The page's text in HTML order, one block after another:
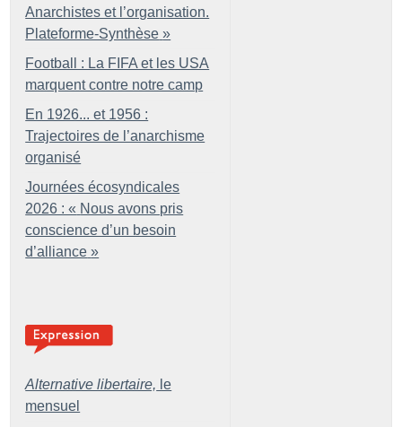
Anarchistes et l’organisation.
Plateforme-Synthèse »
Football : La FIFA et les USA
marquent contre notre camp
En 1926... et 1956 :
Trajectoires de l’anarchisme
organisé
Journées écosyndicales
2026 : « Nous avons pris
conscience d’un besoin
d’alliance »
Alternative libertaire, le
mensuel